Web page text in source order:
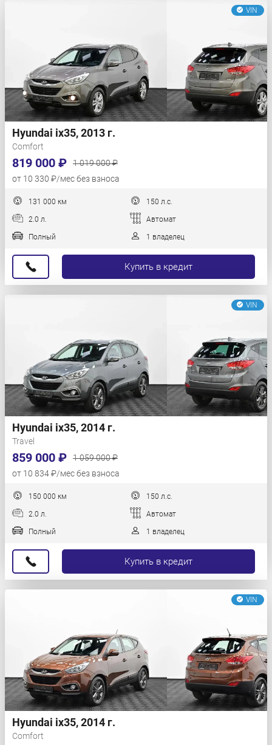
VIN
Hyundai ix35, 2013 г.
Comfort
819 000 ₽
1 019 000 ₽
от 10 330 ₽/мес без взноса
131 000 км 150 л.с.
2.0 л. Автомат
Полный 1 владелец
Купить в кредит
VIN
Hyundai ix35, 2014 г.
Travel
859 000 ₽
1 059 000 ₽
от 10 834 ₽/мес без взноса
150 000 км 150 л.с.
2.0 л. Автомат
Полный 1 владелец
Купить в кредит
VIN
Hyundai ix35, 2014 г.
Comfort